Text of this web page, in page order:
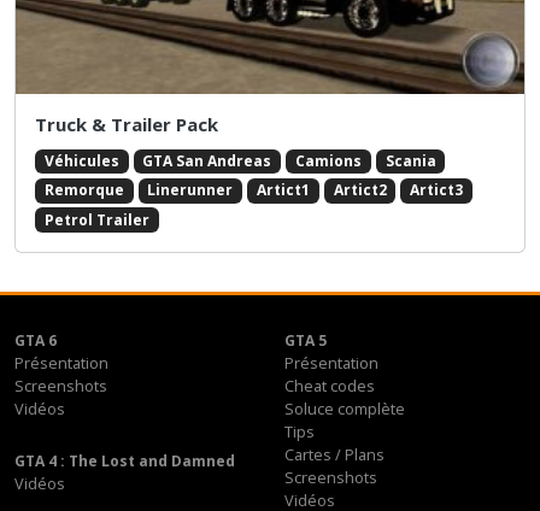
Truck & Trailer Pack
Véhicules GTA San Andreas Camions
Scania
Remorque
Linerunner Artict1 Artict2
Artict3
Petrol Trailer
GTA 6
Présentation
Screenshots
Vidéos
GTA 5
Présentation
Cheat codes
Soluce complète
Tips
Cartes / Plans
Screenshots
Vidéos
GTA 4 : The Lost and Damned
Vidéos